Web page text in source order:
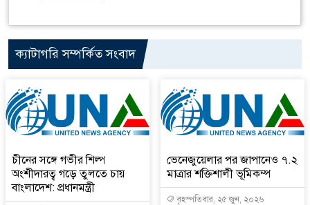
ক্যাটাগরি সম্পর্কিত সংবাদ
চীনের সঙ্গে গভীর শিল্প
অংশীদারত্ব গড়ে তুলতে চায়
বাংলাদেশ: প্রধানমন্ত্রী
ভেনেজুয়েলার পর জাপানেও ৭.২
মাত্রার শক্তিশালী ভূমিকম্প
বৃহস্পতিবার, ২৫ জুন, ২০২৬